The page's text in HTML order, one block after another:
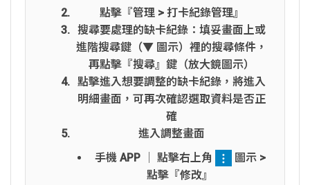
點擊『管理 > 打卡紀錄管理』
搜尋要處理的缺卡紀錄：填妥畫面上或
進階搜尋鍵（▼ 圖示）裡的搜尋條件，
再點擊『搜尋』鍵（放大鏡圖示）
點擊進入想要調整的缺卡紀錄，將進入
明細畫面，可再次確認選取資料是否正
確
進入調整畫面
手機 APP │ 點擊右上角
圖示 >
點擊『修改』